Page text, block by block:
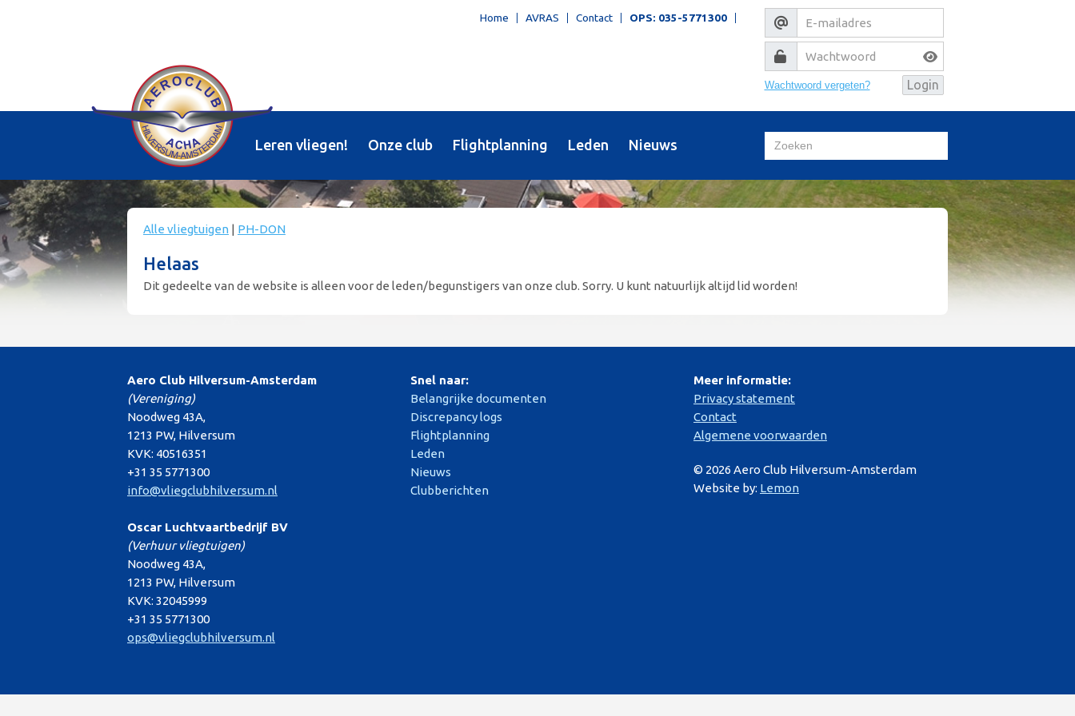
Home AVRAS Contact OPS: 035-5771300
Wachtwoord vergeten?
Leren vliegen! Onze club Flightplanning Leden Nieuws
Alle vliegtuigen | PH-DON
Helaas
Dit gedeelte van de website is alleen voor de leden/begunstigers van onze club. Sorry. U kunt natuurlijk altijd lid worden!
Aero Club Hilversum-Amsterdam
(Vereniging)
Noodweg 43A,
1213 PW, Hilversum
KVK: 40516351
+31 35 5771300
info@vliegclubhilversum.nl
Oscar Luchtvaartbedrijf BV
(Verhuur vliegtuigen)
Noodweg 43A,
1213 PW, Hilversum
KVK: 32045999
+31 35 5771300
ops@vliegclubhilversum.nl
Snel naar:
Belangrijke documenten
Discrepancy logs
Flightplanning
Leden
Nieuws
Clubberichten
Meer informatie:
Privacy statement
Contact
Algemene voorwaarden
© 2026 Aero Club Hilversum-Amsterdam
Website by: Lemon